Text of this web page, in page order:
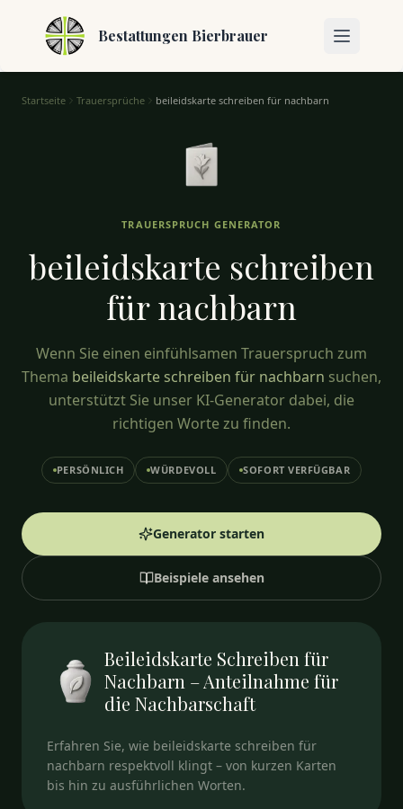
Bestattungen Bierbrauer
Startseite Trauersprüche beileidskarte schreiben für nachbarn
TRAUERSPRUCH GENERATOR
beileidskarte schreiben
für nachbarn
Wenn Sie einen einfühlsamen Trauerspruch zum
Thema beileidskarte schreiben für nachbarn suchen,
unterstützt Sie unser KI-Generator dabei, die
richtigen Worte zu finden.
PERSÖNLICH WÜRDEVOLL SOFORT VERFÜGBAR
Generator starten
Beispiele ansehen
Beileidskarte Schreiben für
Nachbarn – Anteilnahme für
die Nachbarschaft
Erfahren Sie, wie beileidskarte schreiben für
nachbarn respektvoll klingt – von kurzen Karten
bis hin zu ausführlichen Worten.